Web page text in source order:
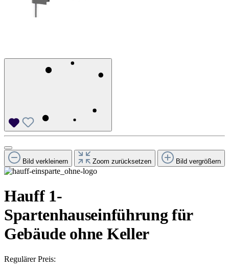
Bild verkleinern Zoom zurücksetzen Bild vergrößern
Hauff 1-
Spartenhauseinführung für
Gebäude ohne Keller
Regulärer Preis: